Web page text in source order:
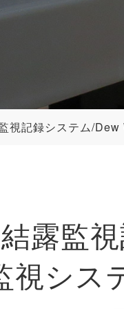
視記録システム/Dew
露監
視シス